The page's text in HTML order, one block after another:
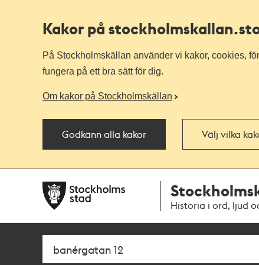
Kakor på stockholmskallan
På Stockholmskällan använder vi kakor, cookies,
fungera på ett bra sätt för dig.
Om kakor på Stockholmskällan
Godkänn alla kakor Välj vilka
navigationen
huvudinnehållet
Historia i ord, ljud
Sök